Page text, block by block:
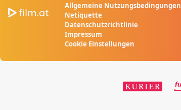
Allgemeine Nutzungsbedingungen
Netiquette
Datenschutzrichtlinie
Impressum
Cookie Einstellungen